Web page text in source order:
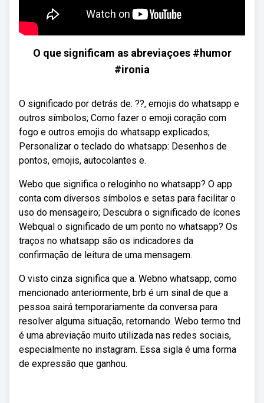
O que significam as abreviaçoes #humor
#ironia
O significado por detrás de: ??, emojis do whatsapp e
outros símbolos; Como fazer o emoji coração com
fogo e outros emojis do whatsapp explicados;
Personalizar o teclado do whatsapp: Desenhos de
pontos, emojis, autocolantes e.
Webo que significa o reloginho no whatsapp? O app
conta com diversos símbolos e setas para facilitar o
uso do mensageiro; Descubra o significado de ícones
Webqual o significado de um ponto no whatsapp? Os
traços no whatsapp são os indicadores da
confirmação de leitura de uma mensagem.
O visto cinza significa que a. Webno whatsapp, como
mencionado anteriormente, brb é um sinal de que a
pessoa sairá temporariamente da conversa para
resolver alguma situação, retornando. Webo termo tnd
é uma abreviação muito utilizada nas redes sociais,
especialmente no instagram. Essa sigla é uma forma
de expressão que ganhou.